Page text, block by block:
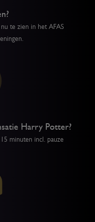
te zien in het AFAS
Harry Potter?
minuten incl. pauze